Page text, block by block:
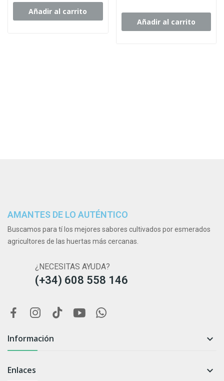
Añadir al carrito
Añadir al carrito
AMANTES DE LO AUTÉNTICO
Buscamos para tí los mejores sabores cultivados por esmerados
agricultores de las huertas más cercanas.
¿NECESITAS AYUDA?
(+34) 608 558 146
Información 
Enlaces 